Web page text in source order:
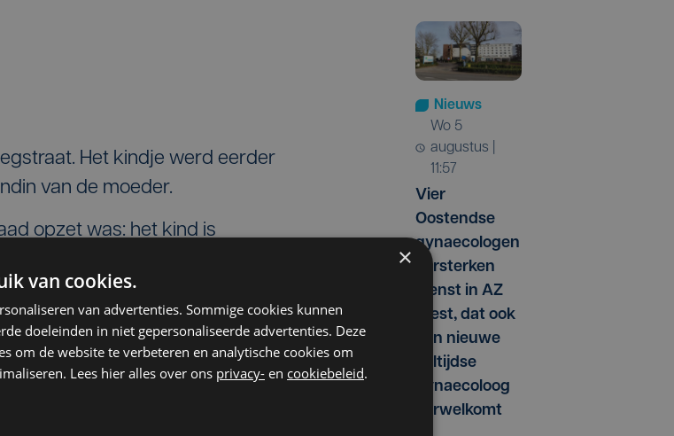
Het kindje werd eerder
van de moeder.
opzet was: het kind is
Nieuws
wo 5
augustus |
11:57
Vier
Oostendse
gynaecologen
versterken
dienst in AZ
West, dat ook
een nieuwe
voltijdse
gynaecoloog
verwelkomt
×
van cookies.
van advertenties. Sommige cookies kunnen
doeleinden in niet gepersonaliseerde advertenties. Deze
om de website te verbeteren en analytische cookies om
Lees hier alles over ons privacy- en cookiebeleid.